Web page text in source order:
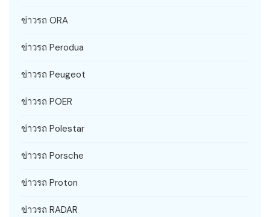
ข่าวรถ ORA
ข่าวรถ Perodua
ข่าวรถ Peugeot
ข่าวรถ POER
ข่าวรถ Polestar
ข่าวรถ Porsche
ข่าวรถ Proton
ข่าวรถ RADAR